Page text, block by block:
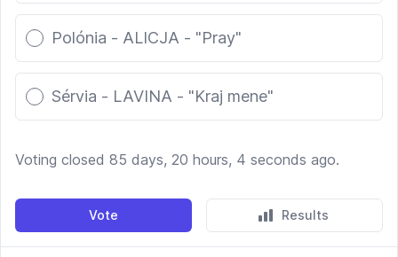
Polónia - ALICJA - "Pray"
Sérvia - LAVINA - "Kraj mene"
Voting closed 85 days, 20 hours, 4 seconds ago.
Vote Results